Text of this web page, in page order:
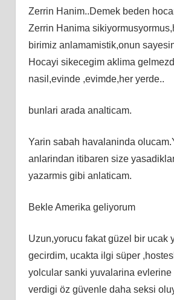
Zerrin Hanim..Demek beden
Zerrin Hanima
birimiz anlamamistik,onun
Hocayi sikecegim aklima
nasil,evinde ,evimde,her yerde..
bunlari arada analticam.
Yarin sabah havalaninda
anlarindan itibaren size
yazarmis gibi anlaticam.
Bekle Amerika geliyorum
Uzun,yorucu fakat güzel bir ucak
gecirdim, ucakta ilgi süper
yolcular sanki yuvalarina evlerine
verdigi öz güvenle daha seksi